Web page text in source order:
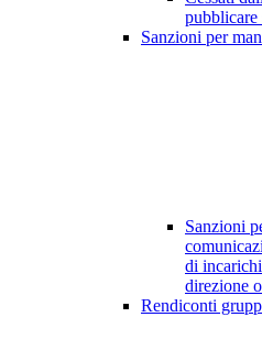
Sanzioni per
Sanzioni
di
direzione
Rendiconti